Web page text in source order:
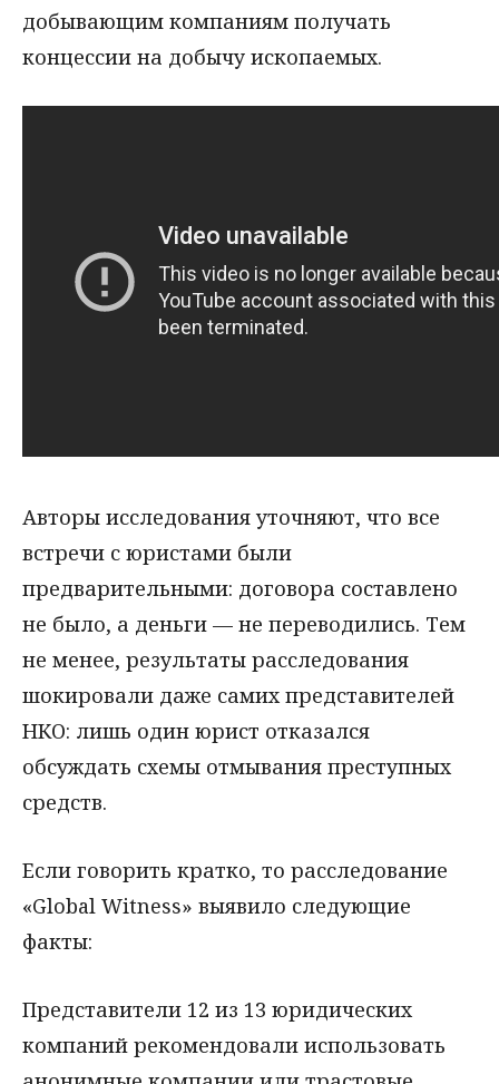
добывающим компаниям получать
концессии на добычу ископаемых.
Авторы исследования уточняют, что все
встречи с юристами были
предварительными: договора составлено
не было, а деньги — не переводились. Тем
не менее, результаты расследования
шокировали даже самих представителей
НКО: лишь один юрист отказался
обсуждать схемы отмывания преступных
средств.
Если говорить кратко, то расследование
«Global Witness» выявило следующие
факты:
Представители 12 из 13 юридических
компаний рекомендовали использовать